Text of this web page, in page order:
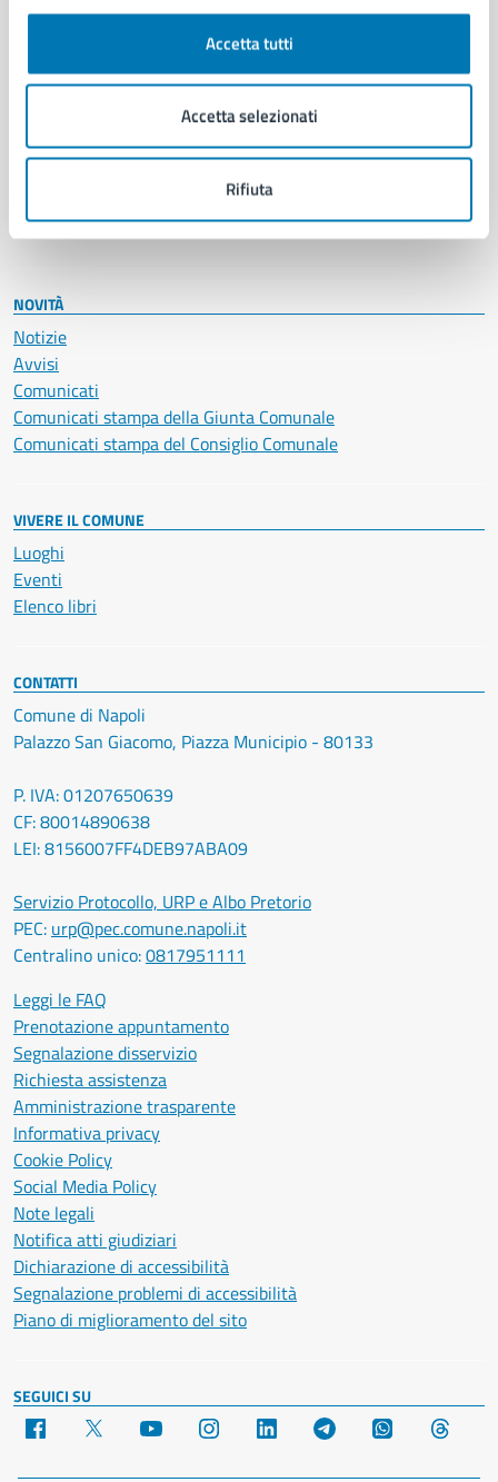
Accetta tutti
Accetta selezionati
Rifiuta
Autorizzazioni
Documenti e certificati
Educazione e formazione
Giustizia e sicurezza pubblica
Imprese e commercio
Vita lavorativa
NOVITÀ
Notizie
Avvisi
Comunicati
Comunicati stampa della Giunta Comunale
Comunicati stampa del Consiglio Comunale
VIVERE IL COMUNE
Luoghi
Eventi
Elenco libri
CONTATTI
Comune di Napoli
Palazzo San Giacomo, Piazza Municipio - 80133
P. IVA: 01207650639
CF: 80014890638
LEI: 8156007FF4DEB97ABA09
Servizio Protocollo, URP e Albo Pretorio
PEC: urp@pec.comune.napoli.it
Centralino unico:0817951111
Leggi le FAQ
Prenotazione appuntamento
Segnalazione disservizio
Richiesta assistenza
Amministrazione trasparente
Informativa privacy
Cookie Policy
Social Media Policy
Note legali
Notifica atti giudiziari
Dichiarazione di accessibilità
Segnalazione problemi di accessibilità
Piano di miglioramento del sito
SEGUICI SU
Facebook YouTube Instagram LinkedIn Telegram WhatsApp